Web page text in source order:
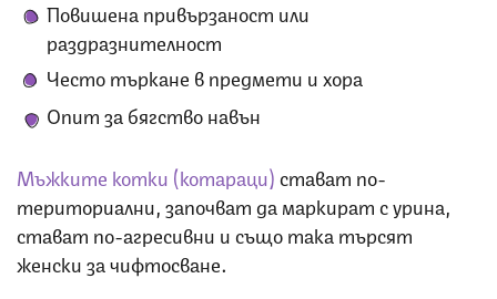
Повишена привързаност или
раздразнителност
Често търкане в предмети и хора
Опит за бягство навън
Мъжките котки (котараци)стават по-
териториални, започват да маркират с урина,
стават по-агресивни и също така търсят
женски за чифтосване.